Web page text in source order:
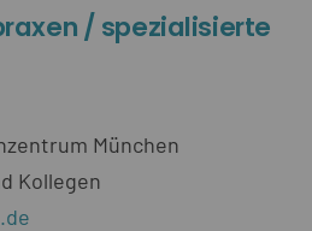
/ spezialisierte
München
Kollegen